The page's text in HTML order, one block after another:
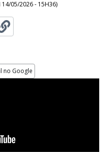
14/05/2026 - 15H36)
no Google